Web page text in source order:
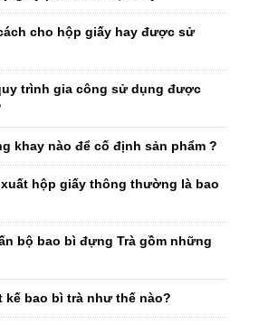
cho hộp giấy hay được sử
trình gia công sử dụng được
khay nào để cố định sản phẩm ?
hộp giấy thông thường là bao
bộ bao bì đựng Trà gồm những
kế bao bì trà như thế nào?